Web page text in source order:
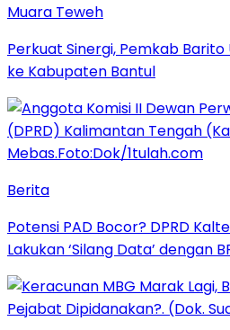
Muara Teweh
Perkuat Sinergi, Pemkab Barito
ke Kabupaten Bantul
Berita
Potensi PAD Bocor? DPRD
Lakukan ‘Silang Data’ dengan